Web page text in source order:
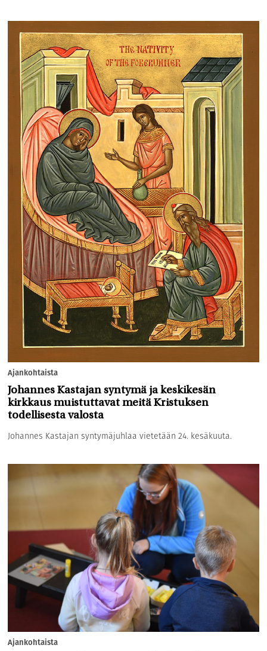
Ajankohtaista
Johannes Kastajan syntymä ja keskikesän
kirkkaus muistuttavat meitä Kristuksen
todellisesta valosta
Johannes Kastajan syntymäjuhlaa vietetään 24. kesäkuuta.
Ajankohtaista